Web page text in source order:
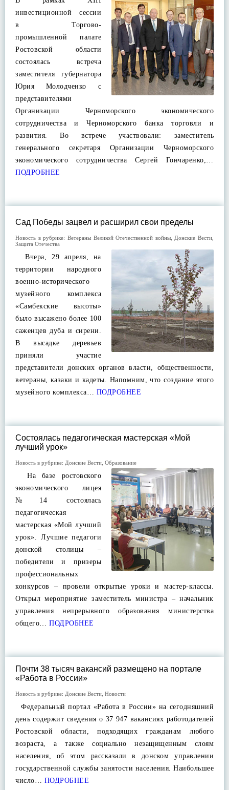
инвестиционной сессии
в Торгово-
промышленной палате
Ростовской области
состоялась встреча
заместителя губернатора
Юрия Молодченко с
представителями
Организации Черноморского экономического
сотрудничества и Черноморского банка торговли и
развития. Во встрече участвовали: заместитель
генерального секретаря Организации Черноморского
экономического сотрудничества Сергей Гончаренко,…
ПОДРОБНЕЕ
Сад Победы зацвел и расширил свои пределы
Новость в рубрике: Ветераны Великой Отечественной войны, Донские Вести
Защита Отечества
Вчера, 29 апреля, на
территории народного
военно-исторического
музейного комплекса
«Самбекские высоты»
было высажено более 100
саженцев дуба и сирени.
В высадке деревьев
приняли участие
представители донских органов власти, общественности,
ветераны, казаки и кадеты. Напомним, что создание этого
музейного комплекса… ПОДРОБНЕЕ
Состоялась педагогическая мастерская «Мой
лучший урок»
Новость в рубрике: Донские Вести Образование
На базе ростовского
экономического лицея
№14 состоялась
педагогическая
мастерская «Мой лучший
урок». Лучшие педагоги
донской столицы –
победители и призеры
профессиональных
конкурсов – провели открытые уроки и мастер-классы.
Открыл мероприятие заместитель министра – начальник
управления непрерывного образования министерства
общего… ПОДРОБНЕЕ
Почти 38 тысяч вакансий размещено на портале
«Работа в России»
Новость в рубрике: Донские Вести Новости
Федеральный портал «Работа в России» на сегодняшний
день содержит сведения о 37 947 вакансиях работодателей
Ростовской области, подходящих гражданам любого
возраста, а также социально незащищенным слоям
населения, об этом рассказали в донском управлении
государственной службы занятости населения. Наибольшее
число… ПОДРОБНЕЕ